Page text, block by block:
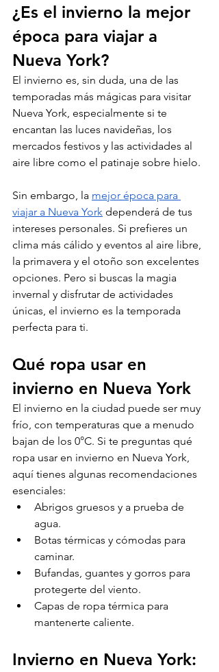
¿Es el invierno la mejor
época para viajar a
Nueva York?
El invierno es, sin duda, una de las
temporadas más mágicas para visitar
Nueva York, especialmente si te
encantan las luces navideñas, los
mercados festivos y las actividades al
aire libre como el patinaje sobre hielo.
Sin embargo, la mejor época para
viajar a Nueva York dependerá de tus
intereses personales. Si prefieres un
clima más cálido y eventos al aire libre,
la primavera y el otoño son excelentes
opciones. Pero si buscas la magia
invernal y disfrutar de actividades
únicas, el invierno es la temporada
perfecta para ti.
Qué ropa usar en
invierno en Nueva York
El invierno en la ciudad puede ser muy
frío, con temperaturas que a menudo
bajan de los 0°C. Si te preguntas qué
ropa usar en invierno en Nueva York,
aquí tienes algunas recomendaciones
esenciales:
Abrigos gruesos y a prueba de
agua.
Botas térmicas y cómodas para
caminar.
Bufandas, guantes y gorros para
protegerte del viento.
Capas de ropa térmica para
mantenerte caliente.
Invierno en Nueva York: